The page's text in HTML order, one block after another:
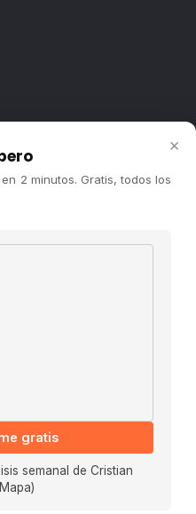
· Términos De Uso
×
2 minutos. Gratis, todos los
gratis
semanal de Cristian